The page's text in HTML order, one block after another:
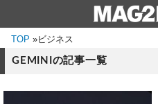
TOP »ビジネス
GEMINIの記事一覧